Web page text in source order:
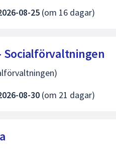
08-25 (om 16 dagar)
Socialförvaltningen
08-30 (om 21 dagar)